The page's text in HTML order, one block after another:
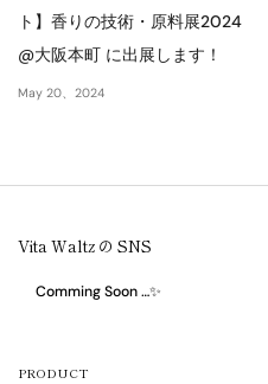
ト】香りの技術・原料展2024
@大阪本町 に出展します！
May 20、2024
Vita Waltz の SNS
Comming Soon …✨
PRODUCT